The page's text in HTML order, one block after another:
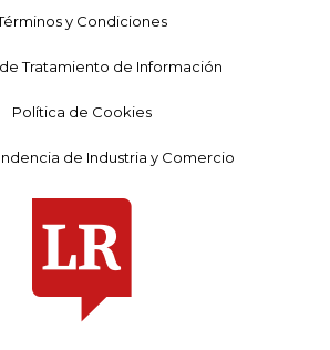
y Condiciones
Tratamiento de Información
Política de Cookies
de Industria y Comercio